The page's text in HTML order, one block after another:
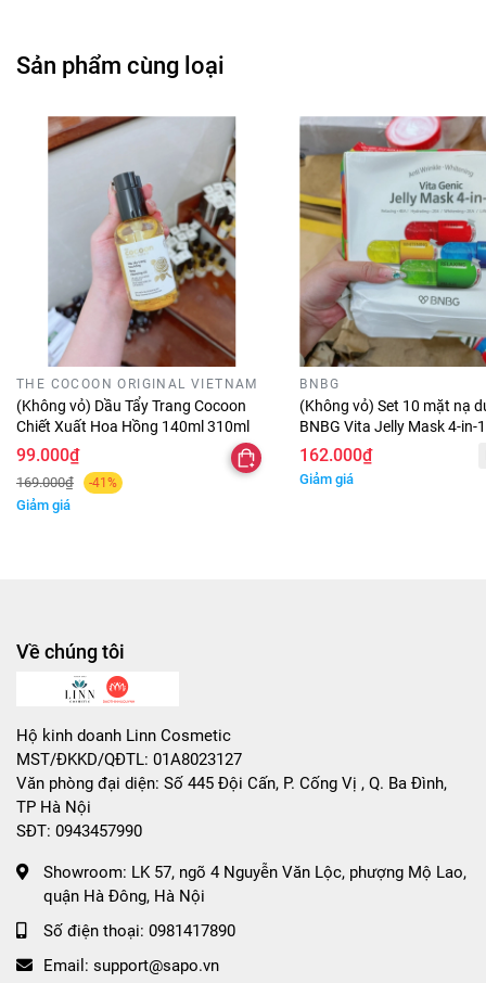
🌿 Thành phần vượt trội:
✔ Keratin, L-Arginine, D-Panthenol – Tái tạo và phục hồi
tóc từ sâu bên trong, kích thích mọc tóc.
✔ Shea Butter, Hyaluronic Acid – Cung cấp độ ẩm, giúp tóc
luôn mềm mượt.
✔ Chiết xuất nấm Truffle trắng – Thành phần quý hiếm
giúp nuôi dưỡng tóc chắc khỏe, giảm gãy rụng.
✅ Làm sạch sâu nhưng vẫn dịu nhẹ, không gây khô tóc.
✅ Tăng cường sức sống, giúp tóc chắc khỏe và suôn
mượt.
Sản phẩm cùng loại
THE COCOON ORIGINAL VIETNAM
(Không vỏ) Dầu Tẩy Trang Cocoon
Chiết Xuất Hoa Hồng 140ml 310ml
99.000₫
169.000₫ -41%
Giảm giá
BNBG
(Không vỏ) Set 10 mặt nạ
BNBG Vita Jelly Mask 4-in-1
162.000₫
Giảm giá
Về chúng tôi
Hộ kinh doanh Linn Cosmetic
MST/ĐKKD/QĐTL: 01A8023127
Văn phòng đại diện: Số 445 Đội Cấn, P. Cống Vị , Q. Ba Đình,
TP Hà Nội
SĐT: 0943457990
Showroom: LK 57, ngõ 4 Nguyễn Văn Lộc, phượng Mộ Lao,
quận Hà Đông, Hà Nội
Số điện thoại: 0981417890
Email: support@sapo.vn